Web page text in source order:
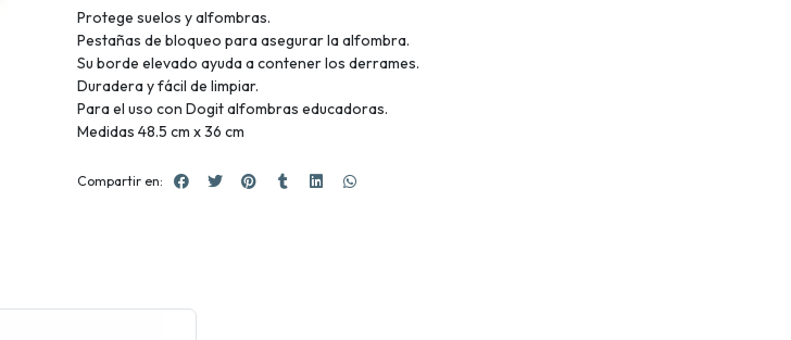
Protege suelos y alfombras.
Pestañas de bloqueo para asegurar la alfombra.
Su borde elevado ayuda a contener los derrames.
Duradera y fácil de limpiar.
Para el uso con Dogit alfombras educadoras.
Medidas 48.5 cm x 36 cm
Compartir en: